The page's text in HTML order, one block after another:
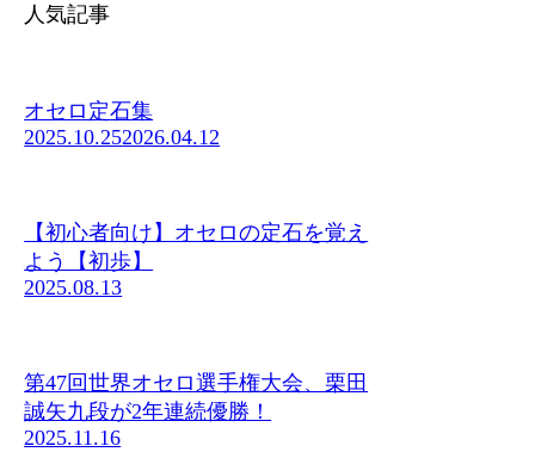
人気記事
オセロ定石集
2025.10.252026.04.12
【初心者向け】オセロの定石を覚え
よう【初歩】
2025.08.13
第47回世界オセロ選手権大会、栗田
誠矢九段が2年連続優勝！
2025.11.16